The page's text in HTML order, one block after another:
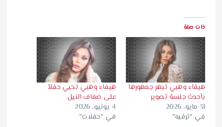
ذات صلة
هيفاء وهبي تبهر جمهورها
بأحدث جلسة تصوير
31 مايو، 2026
في "ترفيه"
هيفاء وهبي تحيي حفلاً
على ضفاف النيل
4 يونيو، 2026
في "حفلات"